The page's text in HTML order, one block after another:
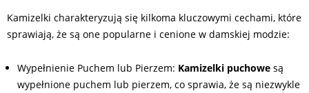
Kamizelki charakteryzują się kilkoma kluczowymi cechami, które
sprawiają, że są one popularne i cenione w damskiej modzie:
Wypełnienie Puchem lub Pierzem: Kamizelki puchowe są
wypełnione puchem lub pierzem, co sprawia, że są niezwykle